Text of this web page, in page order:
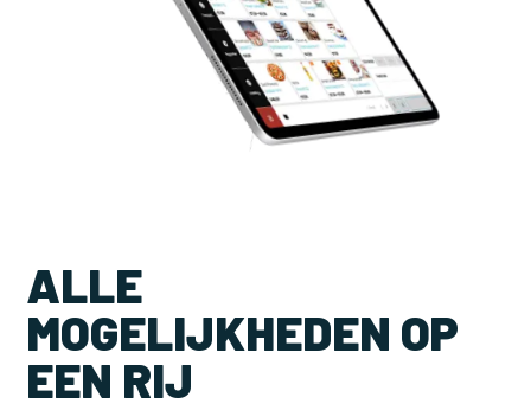
ALLE
MOGELIJKHEDEN OP
EEN RIJ